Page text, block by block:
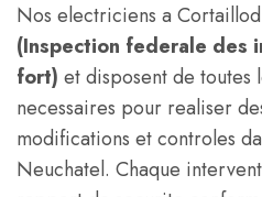
Nos electriciens a
(Inspection federale des
fort) et disposent de toutes
necessaires pour realiser
modifications et controles
Neuchatel. Chaque